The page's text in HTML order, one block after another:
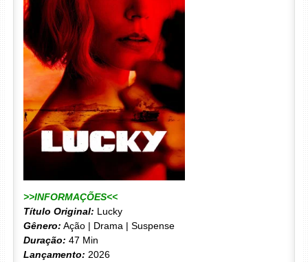
>>INFORMAÇÕES<<
Título Original: Lucky
Gênero: Ação | Drama | Suspense
Duração: 47 Min
Lançamento: 2026